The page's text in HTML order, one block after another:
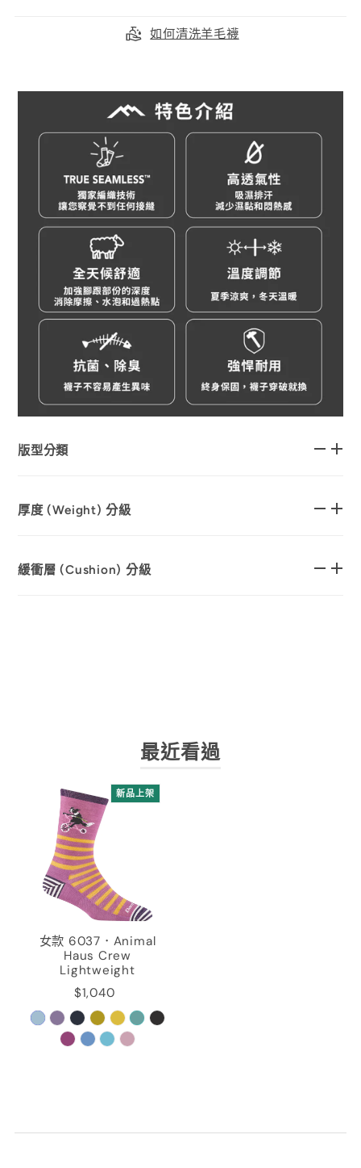
如何清洗羊毛襪
版型分類
厚度 (Weight) 分級
緩衝層 (Cushion) 分級
最近看過
新品上架
女款 6037．Animal
Haus Crew
Lightweight
$1,040